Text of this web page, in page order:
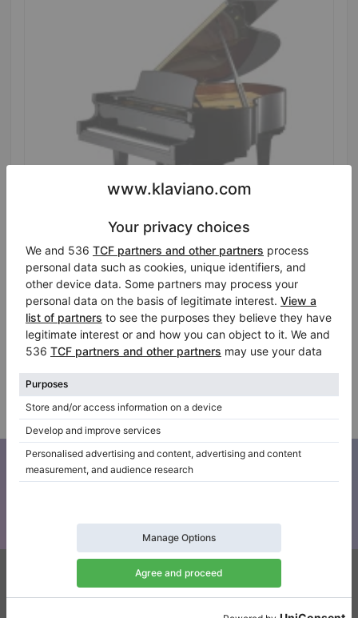
Prezzo di vendita:
$42,565.69
Hot
Nuovo, W. Hoffmann, T 161
Lunghezza:5′3″
Stato:Paesi Bassi
Azienda/
verificato
Iscriviti alla nostra newsletter
Tenetevi aggiornati su tutte le novità di Klaviano
Klaviano